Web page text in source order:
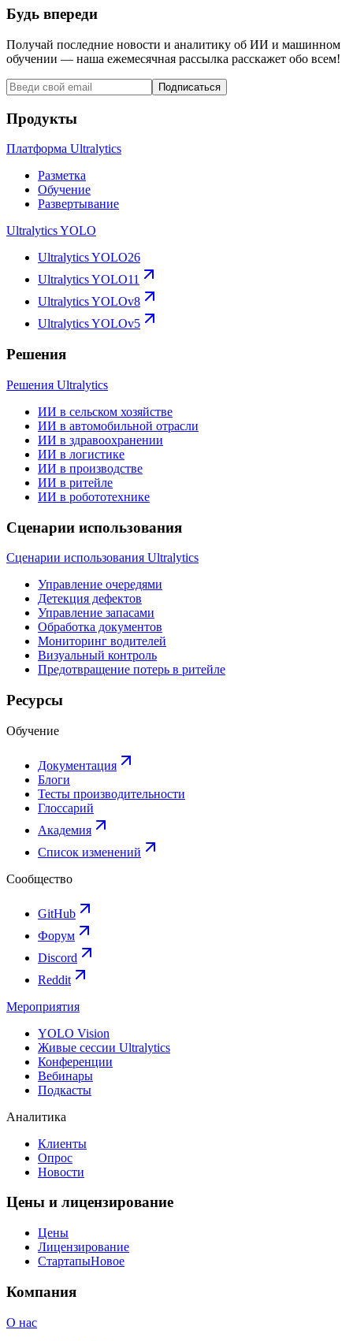
Будь впереди
Получай последние новости и аналитику об ИИ и машинном
обучении — наша ежемесячная рассылка расскажет обо всем!
Подписаться
Продукты
Платформа Ultralytics
Разметка
Обучение
Развертывание
Ultralytics YOLO
Ultralytics YOLO26
Ultralytics YOLO11
Ultralytics YOLOv8
Ultralytics YOLOv5
Решения
Решения Ultralytics
ИИ в сельском хозяйстве
ИИ в автомобильной отрасли
ИИ в здравоохранении
ИИ в логистике
ИИ в производстве
ИИ в ритейле
ИИ в робототехнике
Сценарии использования
Сценарии использования Ultralytics
Управление очередями
Детекция дефектов
Управление запасами
Обработка документов
Мониторинг водителей
Визуальный контроль
Предотвращение потерь в ритейле
Ресурсы
Обучение
Документация
Блоги
Тесты производительности
Глоссарий
Академия
Список изменений
Сообщество
GitHub
Форум
Discord
Reddit
Мероприятия
YOLO Vision
Живые сессии Ultralytics
Конференции
Вебинары
Подкасты
Аналитика
Клиенты
Опрос
Новости
Цены и лицензирование
Цены
Лицензирование
СтартапыНовое
Компания
О нас